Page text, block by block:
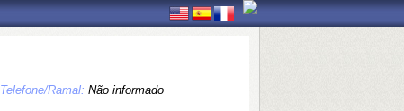
Telefone/Ramal: Não informado